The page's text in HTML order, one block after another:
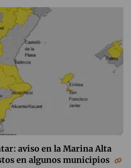
aviso en la Marina Alta
en algunos municipios